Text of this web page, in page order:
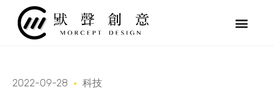
2022-09-28 科技